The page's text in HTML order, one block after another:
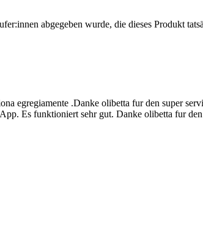
abgegeben wurde, die dieses Produkt
egregiamente .Danke olibetta fur den super
Es funktioniert sehr gut. Danke olibetta fur